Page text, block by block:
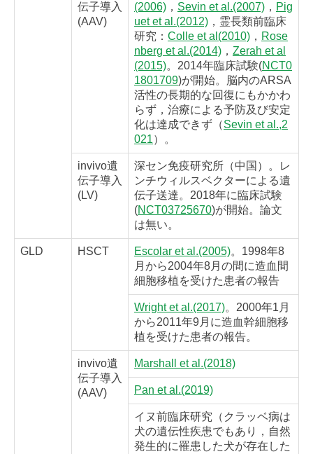
伝子導入
(AAV)
(2006) ， Sevin et al.(2007) ， Pig
uet et al.(2012) ，霊長類前臨床
研究： Colle et al(2010) ， Rose
nberg et al.(2014) ， Zerah et al
(2015)。2014年臨床試験(NCT0
1801709)が開始。脳内のARSA
活性の長期的な回復にもかかわ
らず，治療による予防及び安定
化は達成できず（Sevin et al.,2
021）。
invivo遺
伝子導入
(LV)
深セン免疫研究所（中国）。レ
ンチウィルスベクターによる遺
伝子送達。2018年に臨床試験
(NCT03725670)が開始。論文
は無い。
GLD HSCT Escolar et al.(2005)。1998年8
月から2004年8月の間に造血間
細胞移植を受けた患者の報告
Wright et al.(2017)。2000年1月
から2011年9月に造血幹細胞移
植を受けた患者の報告。
invivo遺
伝子導入
(AAV)
Marshall et al.(2018)
Pan et al.(2019)
イヌ前臨床研究（クラッベ病は
犬の遺伝性疾患でもあり，自然
発生的に罹患した犬が存在した